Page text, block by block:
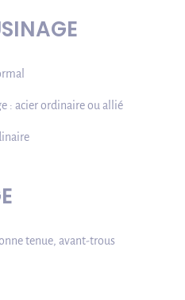
: acier ordinaire ou allié
tenue, avant-trous